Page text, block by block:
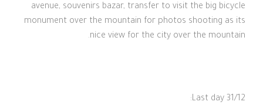
avenue, souvenirs bazar, transfer to visit the big bicycle
monument over the mountain for photos shooting as its
nice view for the city over the mountain.
Last day 31/12: